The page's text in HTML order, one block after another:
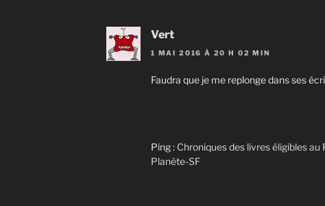
Vert
1 MAI 2016 À 20 H 02 MIN
Faudra que je me replonge dans ses
Ping : Chroniques des livres éligibles
Planète-SF